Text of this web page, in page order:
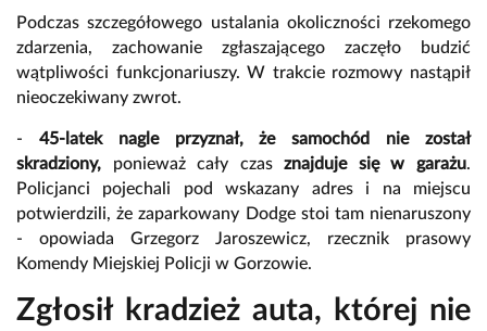
Podczas szczegółowego ustalania okoliczności rzekomego
zdarzenia, zachowanie zgłaszającego zaczęło budzić
wątpliwości funkcjonariuszy. W trakcie rozmowy nastąpił
nieoczekiwany zwrot.
- 45-latek nagle przyznał, że samochód nie został
skradziony, ponieważ cały czasznajduje się w garażu.
Policjanci pojechali pod wskazany adres i na miejscu
potwierdzili, że zaparkowany Dodge stoi tam nienaruszony
- opowiada Grzegorz Jaroszewicz, rzecznik prasowy
Komendy Miejskiej Policji w Gorzowie.
Zgłosił kradzież auta, której nie